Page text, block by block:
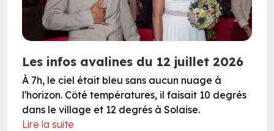
Les infos avalines du 12 juillet 2026
À 7h, le ciel était bleu sans aucun nuage à
l'horizon. Côté températures, il faisait 10 degrés
dans le village et 12 degrés à Solaise.
Lire la suite